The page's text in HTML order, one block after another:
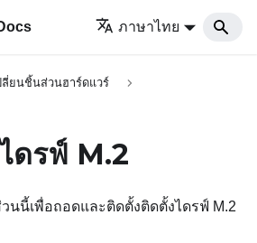
ภาษาไทย
ยนชิ้นส่วนฮาร์ดแวร์
ดรฟ์ M.2
นนี้เพื่อถอดและติดตั้งติดตั้งไดรฟ์ M.2